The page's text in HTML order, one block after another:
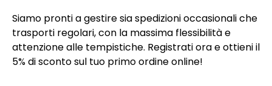
Siamo pronti a gestire sia spedizioni occasionali che
trasporti regolari, con la massima flessibilità e
attenzione alle tempistiche. Registrati ora e ottieni il
5% di sconto sul tuo primo ordine online!